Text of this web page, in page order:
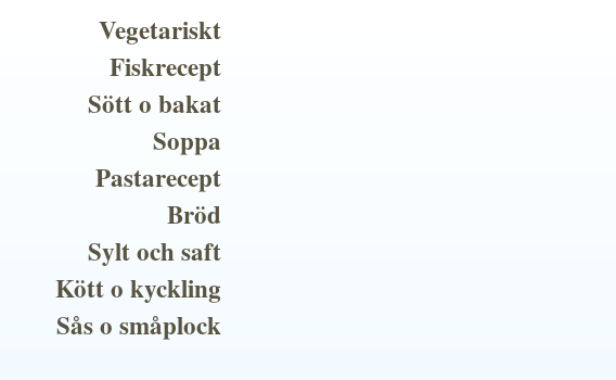
Vegetariskt
Fiskrecept
Sött o bakat
Soppa
Pastarecept
Bröd
Sylt och saft
Kött o kyckling
Sås o småplock